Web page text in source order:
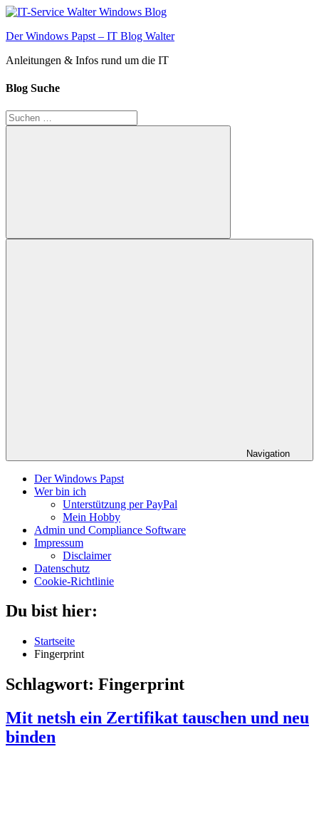
Zum
springen
Der Windows Papst – IT Blog Walter
Anleitungen & Infos rund um die IT
Blog Suche
Suchen
nach:
Suchen
Navigation
Der Windows Papst
Wer bin ich
Unterstützung per PayPal
Mein Hobby
Admin und Compliance Software
Impressum
Disclaimer
Datenschutz
Cookie-Richtlinie
Du bist hier:
Startseite
Fingerprint
Schlagwort: Fingerprint
Mit netsh ein Zertifikat tauschen und neu
binden